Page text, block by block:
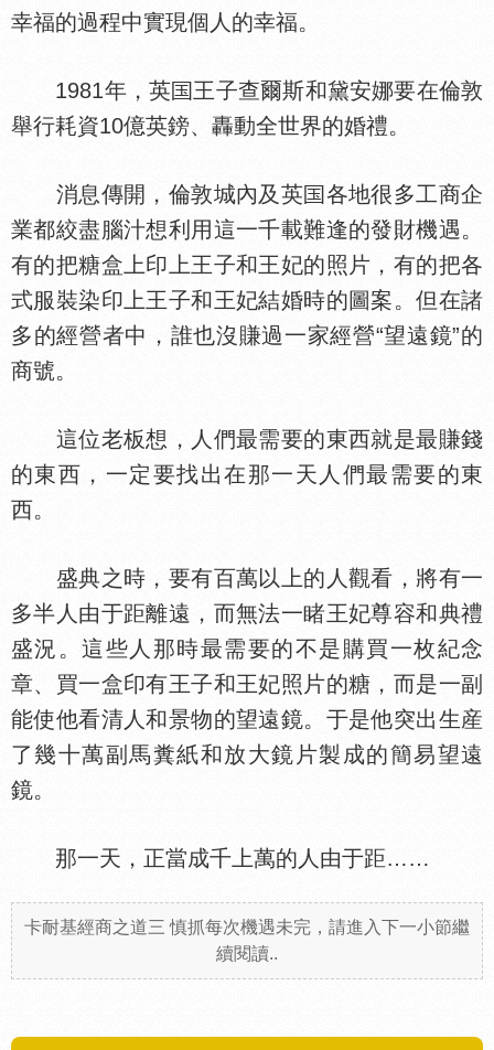
幸福的過程中實現個人的幸福。
1981年，英
王子查爾斯和黛安娜要在倫敦
舉行耗資10億英鎊、轟動全世界的婚禮。
消息傳開，倫敦城內及英
各地很多工商企
業都絞盡腦汁想利用這一千載難逢的發財機遇。
有的把糖盒上印上王子和王妃的照片，有的把各
式服裝染印上王子和王妃結婚時的圖案。但在諸
多的經營者中，誰也沒賺過一家經營“望遠鏡”的
商號。
這位老板想，人們最需要的東西就是最賺錢
的東西，一定要找出在那一天人們最需要的東
西。
盛典之時，要有百萬以上的人觀看，將有一
多半人由于距離遠，而無法一睹王妃尊容和典禮
盛況。這些人那時最需要的不是購買一枚紀念
章、買一盒印有王子和王妃照片的糖，而是一副
能使他看清人和景物的望遠鏡。于是他突出生産
了幾十萬副馬糞紙和放大鏡片製成的簡易望遠
鏡。
那一天，正當成千上萬的人由于距……
卡耐基經商之道三 慎抓每次機遇未完，請進入下一小節繼
續閱讀..